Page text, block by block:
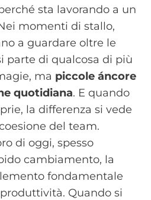
sta lavorando a un
momenti di stallo,
a guardare oltre le
parte di qualcosa di più
ma piccole áncore
quotidiana. E quando
la differenza si vede
del team.
di oggi, spesso
cambiamento, la
fondamentale
Quando si